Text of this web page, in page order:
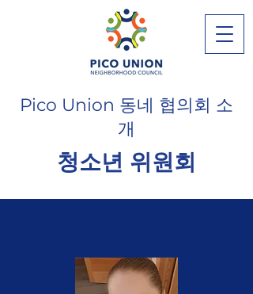
Pico Union 동네 협의회 소
개
청소년 위원회